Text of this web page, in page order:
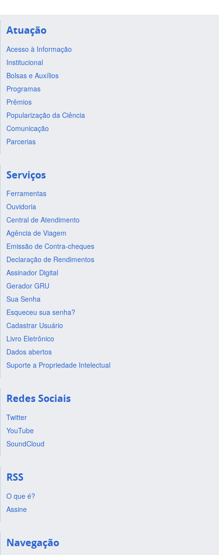
Atuação
Acesso à Informação
Institucional
Bolsas e Auxílios
Programas
Prêmios
Popularização da Ciência
Comunicação
Parcerias
Serviços
Ferramentas
Ouvidoria
Central de Atendimento
Agência de Viagem
Emissão de Contra-cheques
Declaração de Rendimentos
Assinador Digital
Gerador GRU
Sua Senha
Esqueceu sua senha?
Cadastrar Usuário
Livro Eletrônico
Dados abertos
Suporte a Propriedade Intelectual
Redes Sociais
Twitter
YouTube
SoundCloud
RSS
O que é?
Assine
Navegação